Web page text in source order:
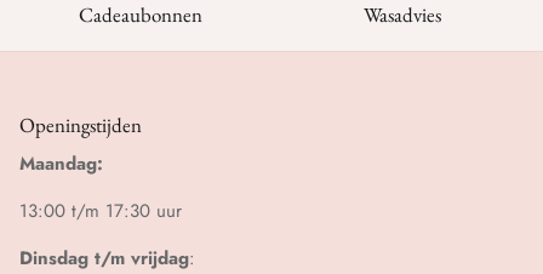
Cadeaubonnen Wasadvies
Openingstijden
Maandag:
13:00 t/m 17:30 uur
Dinsdag t/m vrijdag: